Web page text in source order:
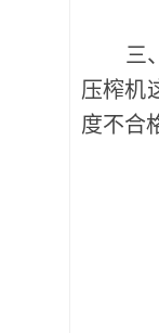
三、
压榨机
度不合